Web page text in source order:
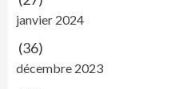
janvier 2024
(36)
décembre 2023